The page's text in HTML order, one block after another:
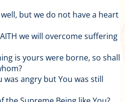
but we do not have a heart
we will overcome suffering
is yours were borne, so shall
was angry but You was still